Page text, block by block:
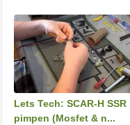
Lets Tech: SCAR-H SSR
pimpen (Mosfet & n...